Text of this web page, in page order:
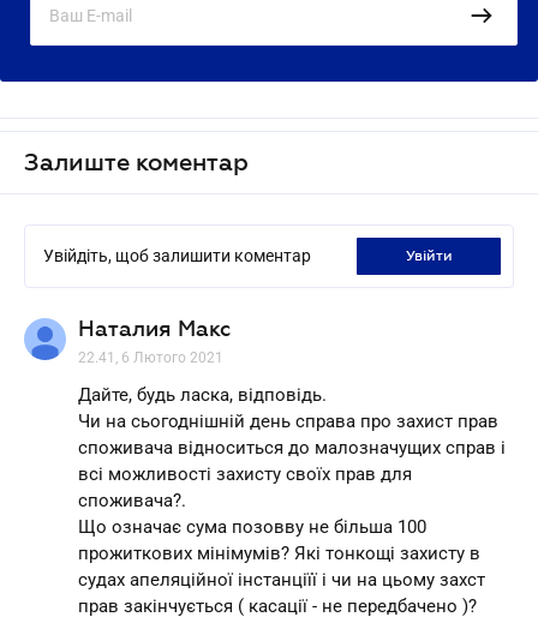
Залиште коментар
Увійдіть, щоб залишити коментар увійти
Наталия Макс
22.41, 6 Лютого 2021
Дайте, будь ласка, відповідь.
Чи на сьогоднішній день справа про захист прав
споживача відноситься до малозначущих справ і
всі можливості захисту своїх прав для
споживача?.
Що означає сума позовву не більша 100
прожиткових мінімумів? Які тонкощі захисту в
судах апеляційної інстанціїї і чи на цьому захст
прав закінчується ( касації - не передбачено )?